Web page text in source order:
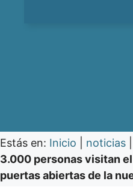
Estás en: Inicio noticias
3.000 personas visitan
puertas abiertas de la